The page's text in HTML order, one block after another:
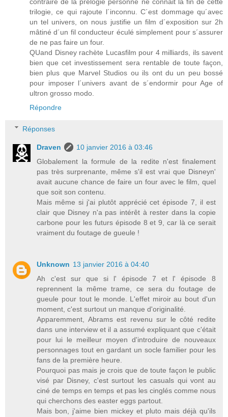
trilogie, ce qui rajoute l´inconnu. C´est dommage qu´avec
un tel univers, on nous justifie un film d´exposition sur 2h
mâtiné d´un fil conducteur éculé simplement pour s´assurer
de ne pas faire un four.
QUand Disney rachète Lucasfilm pour 4 milliards, ils savent
bien que cet investissement sera rentable de toute façon,
bien plus que Marvel Studios ou ils ont du un peu bossé
pour imposer l´univers avant de s´endormir pour Age of
ultron grosso modo.
Répondre
Réponses
Draven
10 janvier 2016 à 03:46
Globalement la formule de la redite n'est finalement
pas très surprenante, même s'il est vrai que Disneyn'
avait aucune chance de faire un four avec le film, quel
que soit son contenu.
Mais même si j'ai plutôt apprécié cet épisode 7, il est
clair que Disney n'a pas intérêt à rester dans la copie
carbone pour les futurs épisode 8 et 9, car là ce serait
vraiment du foutage de gueule !
Unknown 13 janvier 2016 à 04:40
Ah c'est sur que si l' épisode 7 et l' épisode 8
reprennent la même trame, ce sera du foutage de
gueule pour tout le monde. L'effet miroir au bout d'un
moment, c'est surtout un manque d'originalité.
Apparemment, Abrams est revenu sur le côté redite
dans une interview et il a assumé expliquant que c'était
pour lui le meilleur moyen d'introduire de nouveaux
personnages tout en gardant un socle familier pour les
fans de la première heure.
Pourquoi pas mais je crois que de toute façon le public
visé par Disney, c'est surtout les casuals qui vont au
ciné de temps en temps et pas les cinglés comme nous
qui cherchons des easter eggs partout.
Mais bon, j'aime bien mickey et pluto mais déjà qu'ils